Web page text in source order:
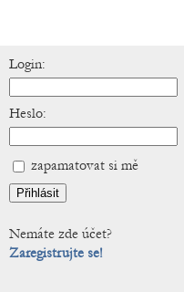
Login:
Heslo:
zapamatovat si mě
Nemáte zde účet?
Zaregistrujte se!